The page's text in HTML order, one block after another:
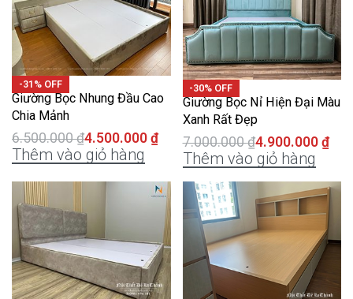
-31% OFF
Giường Bọc Nhung Đầu Cao
Chia Mảnh
6.500.000₫4.500.000 ₫
Thêm vào giỏ hàng
-30% OFF
Giường Bọc Nỉ Hiện Đại Màu
Xanh Rất Đẹp
7.000.000₫4.900.000 ₫
Thêm vào giỏ hàng